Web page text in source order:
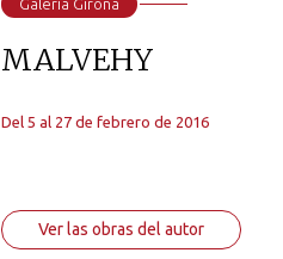
MALVEHY
Del 5 al 27 de febrero de 2016
Ver las obras del autor